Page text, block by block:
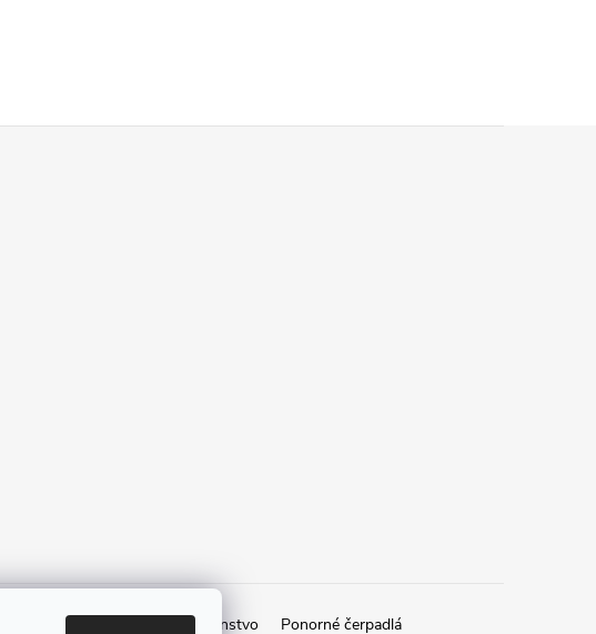
Čerpacie zostavy Poradenstvo Ponorné čerpadlá